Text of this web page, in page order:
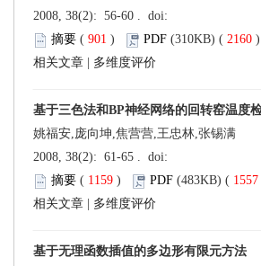
( ) 2160
姚福安,庞向坤,焦营营,王忠林,张锡满
( ) 1557